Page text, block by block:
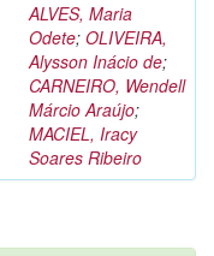
ALVES, Maria
Odete; OLIVEIRA,
Alysson Inácio de;
CARNEIRO, Wendell
Márcio Araújo;
MACIEL, Iracy
Soares Ribeiro